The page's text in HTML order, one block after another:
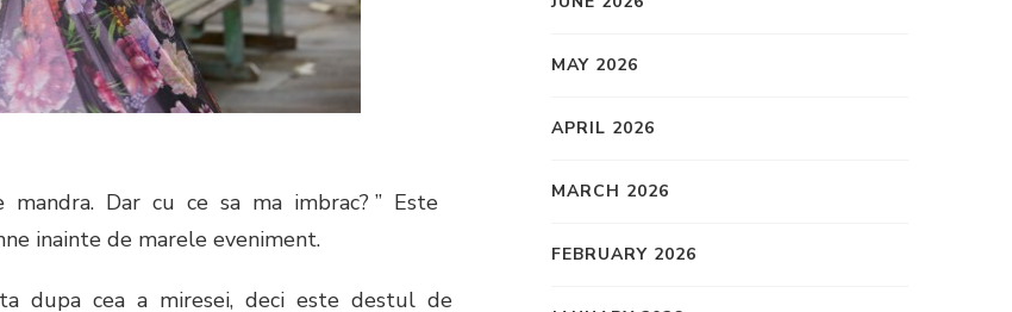
Dar cu ce sa ma imbrac? ” Este
inainte de marele eveniment.
dupa cea a miresei, deci este destul de
MAY 2026
APRIL 2026
MARCH 2026
FEBRUARY 2026